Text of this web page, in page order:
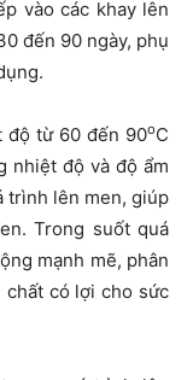
vào các khay lên
đến 90 ngày, phụ
độ từ 60 đến 90oC
nhiệt độ và độ ẩm
trình lên men, giúp
Trong suốt quá
mạnh mẽ, phân
chất có lợi cho sức